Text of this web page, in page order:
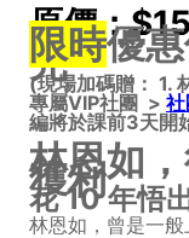
原價：
限時優
元
(現場加碼贈： 1.
專屬VIP社團 > 社
編將於課前3天開
林恩如
獲利
花 10 年悟
林恩如，曾是一